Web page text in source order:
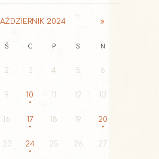
2024
Ś C P S N
2 3 4 5 6
9 10 11 12 13
16 17 18 19 20
23 24 25 26 27